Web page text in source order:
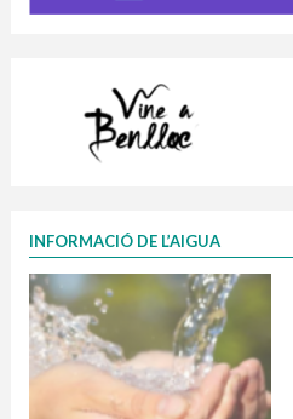
INFORMACIÓ DE L’AIGUA